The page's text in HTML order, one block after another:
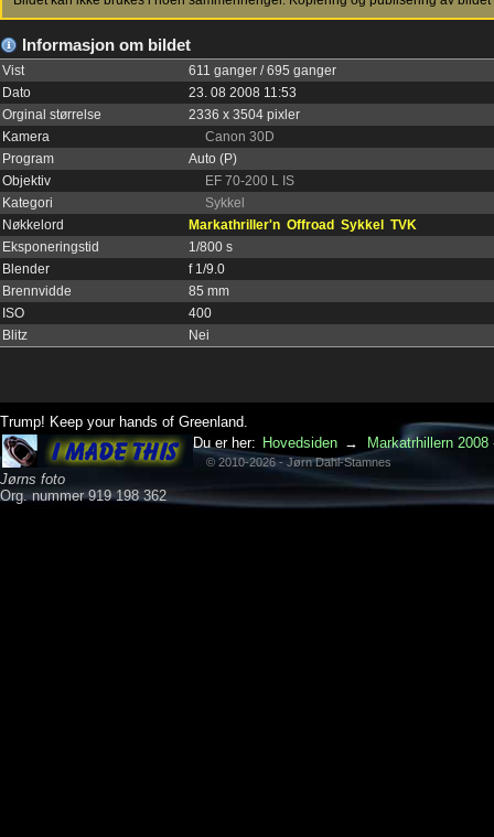
Informasjon om bildet
Vist
611 ganger / 695 ganger
Dato
23. 08 2008 11:53
Orginal størrelse
2336 x 3504 pixler
Kamera
Canon 30D
Program
Auto (P)
Objektiv
EF 70-200 L IS
Kategori
Sykkel
Nøkkelord
Markathriller'n Offroad Sykkel
TVK
Eksponeringstid
1/800 s
Blender
f 1/9.0
Brennvidde
85 mm
ISO
400
Blitz
Nei
Trump! Keep your hands of Greenland.
Jørns foto
Org. nummer 919 198 362
Du er her: Hovedsiden → Markatrhillern 2008
© 2010-2026 - Jørn Dahl-Stamnes